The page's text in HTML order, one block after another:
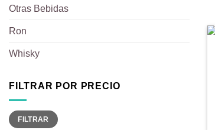
Otras Bebidas
Ron
Whisky
FILTRAR POR PRECIO
Precio
mínimo
Precio
máximo
FILTRAR